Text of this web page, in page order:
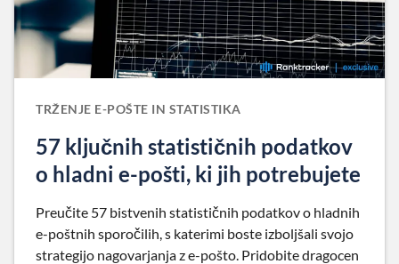
TRŽENJE E-POŠTE IN STATISTIKA
57 ključnih statističnih podatkov
o hladni e-pošti, ki jih potrebujete
Preučite 57 bistvenih statističnih podatkov o hladnih
e-poštnih sporočilih, s katerimi boste izboljšali svojo
strategijo nagovarjanja z e-pošto. Pridobite dragocen